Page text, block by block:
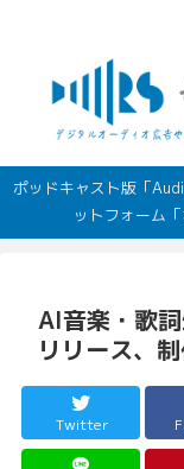
ポッドキャスト版「
ットフォーム
AI音楽・歌
リリース、
Twitter